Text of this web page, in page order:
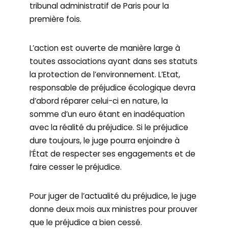
tribunal administratif de Paris pour la
première fois.
L’action est ouverte de manière large à
toutes associations ayant dans ses statuts
la protection de l’environnement. L’Etat,
responsable de préjudice écologique devra
d’abord réparer celui-ci en nature, la
somme d’un euro étant en inadéquation
avec la réalité du préjudice. Si le préjudice
dure toujours, le juge pourra enjoindre à
l’État de respecter ses engagements et de
faire cesser le préjudice.
Pour juger de l’actualité du préjudice, le juge
donne deux mois aux ministres pour prouver
que le préjudice a bien cessé.